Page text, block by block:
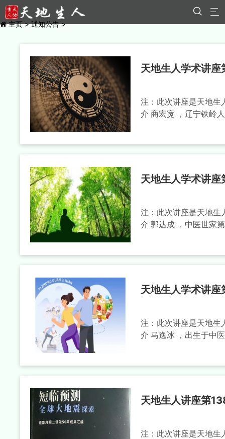


主页>通知公告>
天地生人学术讲
注：此次讲座是天地生
介 商宏宽 ，辽宁铁岭
天地生人学术讲
注：此次讲座是天地生
介 郭达成 ，中医世家
天地生人学术讲
注：此次讲座是天地生
介 马逸冰 ，出生于中
天地生人讲座第
注：此次讲座是天地生